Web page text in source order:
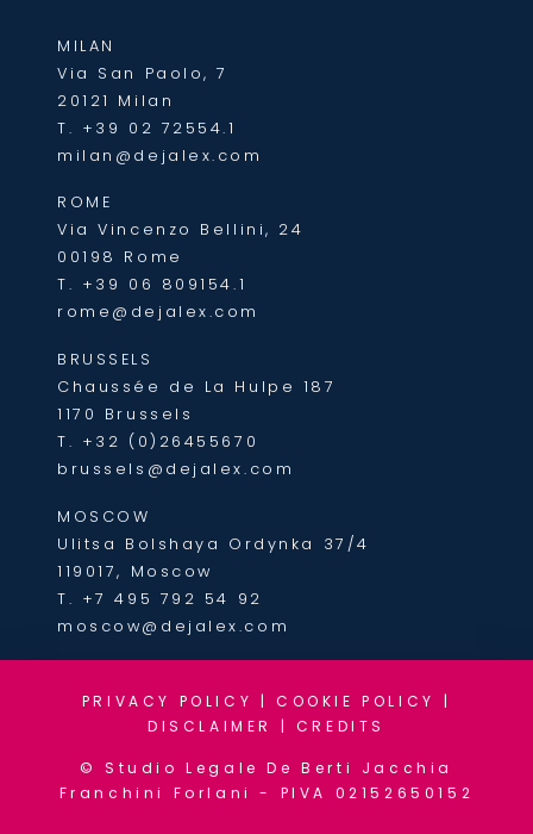
MILAN
Via San Paolo, 7
20121 Milan
T. +39 02 72554.1
milan@dejalex.com
ROME
Via Vincenzo Bellini, 24
00198 Rome
T. +39 06 809154.1
rome@dejalex.com
BRUSSELS
Chaussée de La Hulpe 187
1170 Brussels
T. +32 (0)26455670
brussels@dejalex.com
MOSCOW
Ulitsa Bolshaya Ordynka 37/4
119017, Moscow
T. +7 495 792 54 92
moscow@dejalex.com
PRIVACY POLICY |COOKIE POLICY
|
DISCLAIMER
| CREDITS
© Studio Legale De Berti Jacchia
Franchini Forlani - PIVA 02152650152